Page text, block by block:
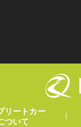
リートカー
ついて
|